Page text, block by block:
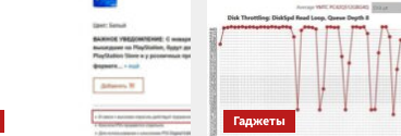
Гаджеты